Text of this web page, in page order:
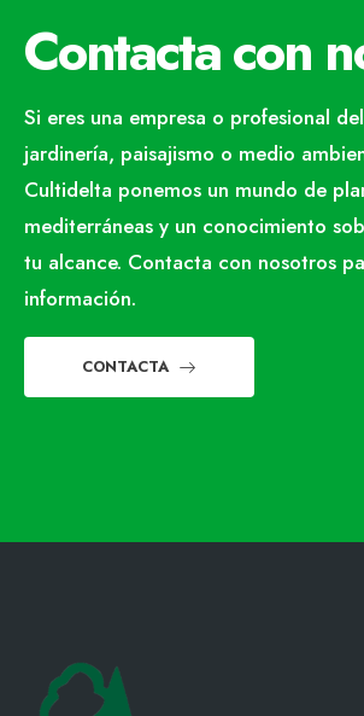
Contacta con
Si eres una empresa o profesional
jardinería, paisajismo o medio
Cultidelta ponemos un mundo de
mediterráneas y un conocimiento
tu alcance. Contacta con nosotros
información.
CONTACTA